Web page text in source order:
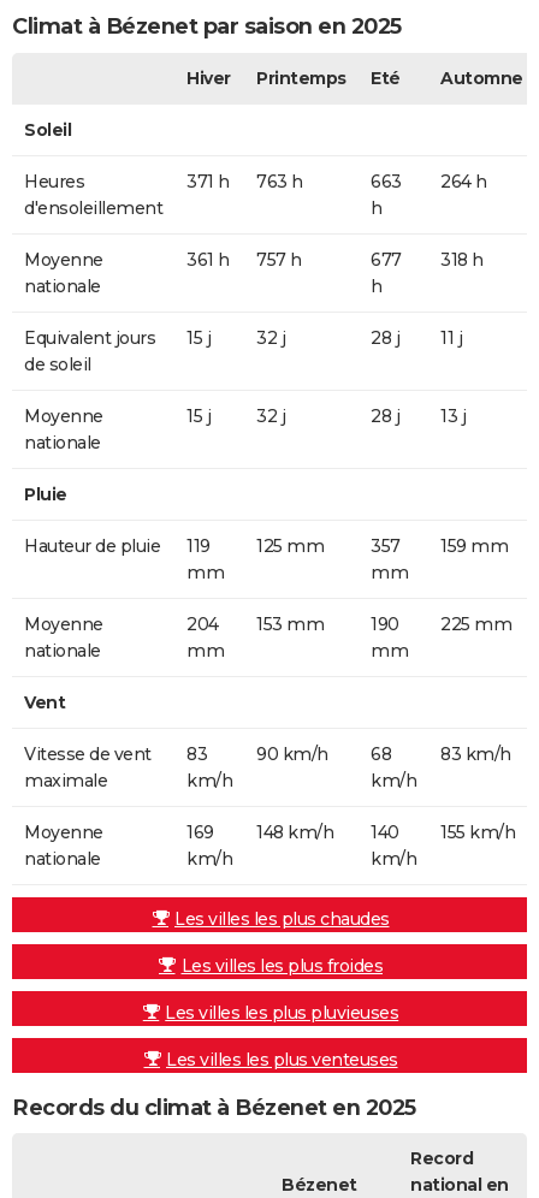
Climat à Bézenet par saison en 2025
Hiver Printemps Eté Automne
Soleil
Heures
d'ensoleillement
371 h 763 h
663
h
264 h
Moyenne
nationale
361 h 757 h
677
h
318 h
Equivalent jours
de soleil
15 j 32 j 28 j 11 j
Moyenne
nationale
15 j 32 j 28 j 13 j
Pluie
Hauteur de pluie
119
mm
125 mm
357
mm
159 mm
Moyenne
nationale
204
mm
153 mm
190
mm
225 mm
Vent
Vitesse de vent
maximale
83
km/h
90 km/h
68
km/h
83 km/h
Moyenne
nationale
169
km/h
148 km/h
140
km/h
155 km/h
Les villes les plus chaudes
Les villes les plus froides
Les villes les plus pluvieuses
Les villes les plus venteuses
Records du climat à Bézenet en 2025
Bézenet
Record
national en